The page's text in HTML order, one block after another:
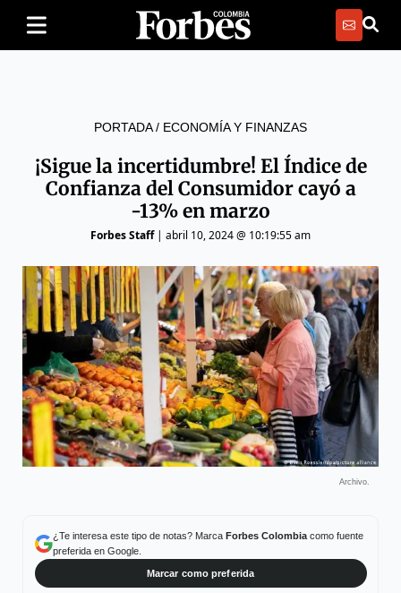
PORTADA/ ECONOMÍA Y FINANZAS
¡Sigue la incertidumbre! El Índice de
Confianza del Consumidor cayó a
-13% en marzo
Forbes Staff| abril 10, 2024 @ 10:19:55 am
Archivo.
¿Te interesa este tipo de notas? Marca Forbes Colombiacomo fuente
preferida en Google.
Marcar como preferida